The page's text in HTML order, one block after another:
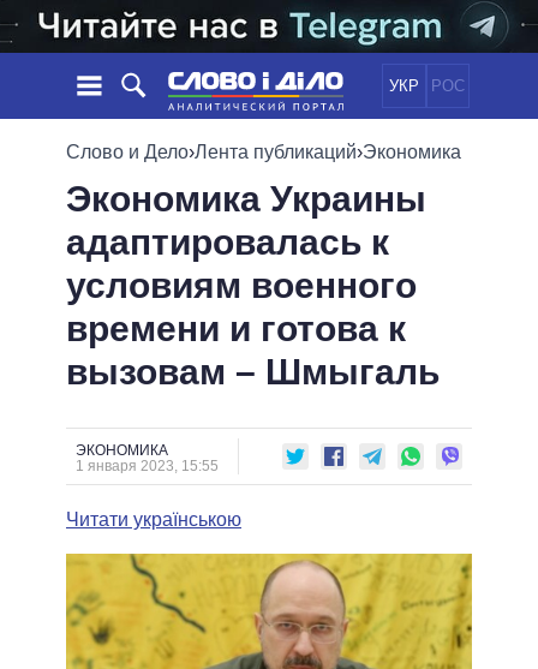
УКР РОС
НОВОСТИ
ЛЕНТА
СОБЫТИЯ
СТАТЬИ
ОБЗОРЫ
ДАЙДЖЕСТЫ
ПОЛИТИКА
ЭКОНОМИКА
ОБЩЕСТВО
ОБЕЩАНИЯ
ПОЛИТИКИ
ПРЕЗИДЕНТ И ОФИС
ВЕРХОВНАЯ РАДА
ГЛАВЫ ОБЛАДМИНИСТРАЦИЙ
МЭРЫ
ВСЕ ПЕРСОНЫ
ВИДЕО
СРАВНЕНИЕ ПОЛИТИКОВ
Слово и Дело›Лента публикаций›Экономика
Экономика Украины
адаптировалась к
условиям военного
времени и готова к
вызовам – Шмыгаль
ЭКОНОМИКА
1 января 2023, 15:55
Читати українською